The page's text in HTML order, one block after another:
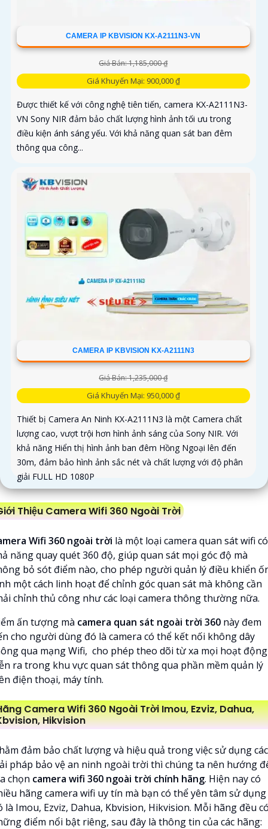
CAMERA IP KBVISION KX-A2111N3-VN
Giá Bán: 1,185,000 ₫
Giá Khuyến Mại: 900,000 ₫
Được thiết kế với công nghệ tiên tiến, camera KX-A2111N3-
VN Sony NIR đảm bảo chất lượng hình ảnh tối ưu trong
điều kiện ánh sáng yếu. Với khả năng quan sát ban đêm
thông qua công...
CAMERA IP KBVISION KX-A2111N3
Giá Bán: 1,235,000 ₫
Giá Khuyến Mại: 950,000 ₫
Thiết bị Camera An Ninh KX-A2111N3 là một Camera chất
lượng cao, vượt trội hơn hình ảnh sáng của Sony NIR. Với
khả năng Hiển thị hình ảnh ban đêm Hồng Ngoại lên đến
30m, đảm bảo hình ảnh sắc nét và chất lượng với độ phân
giải FULL HD 1080P
Thiệu Camera Wifi 360 Ngoài Trời
Wifi 360 ngoài trời là một loại camera quan sát wifi có
năng quay quét 360 độ, giúp quan sát mọi góc độ mà
bỏ sót điểm nào, cho phép người quản lý điều khiển
một cách linh hoạt để chỉnh góc quan sát mà không cần
chỉnh thủ công như các loại camera thông thường nữa.
ấn tượng mà camera quan sát ngoài trời 360 này đem
cho người dùng đó là camera có thể kết nối không dây
qua mạng Wifi, cho phép theo dõi từ xa mọi hoạt động
ra trong khu vực quan sát thông qua phần mềm quản lý
điện thoại, máy tính.
Camera Wifi 360 Ngoài Trời Imou, Ezviz, Dahua,
Hikvision
đảm bảo chất lượng và hiệu quả trong việc sử dụng các
pháp bảo vệ an ninh ngoài trời thì chúng ta nên hướng
chọn camera wifi 360 ngoài trời chính hãng. Hiện nay có
hãng camera wifi uy tín mà bạn có thể yên tâm sử dụng
là Imou, Ezviz, Dahua, Kbvision, Hikvision. Mỗi hãng đều
điểm nổi bật riêng, sau đây là thông tin của các hãng: